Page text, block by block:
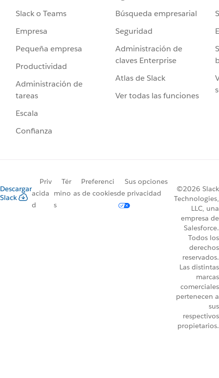
Slack o Teams
Empresa
Pequeña empresa
Productividad
Administración de
tareas
Escala
Confianza
Búsqueda empresarial
Seguridad
Administración de
claves Enterprise
Atlas de Slack
Ver todas las funciones
Descargar
Slack
Priv
acida
d
Tér
mino
s
Preferenci
as de cookies
Sus opciones
de privacidad
©2026 Slack
Technologies,
LLC, una
empresa de
Salesforce.
Todos los
derechos
reservados.
Las distintas
marcas
comerciales
pertenecen a
sus
respectivos
propietarios.